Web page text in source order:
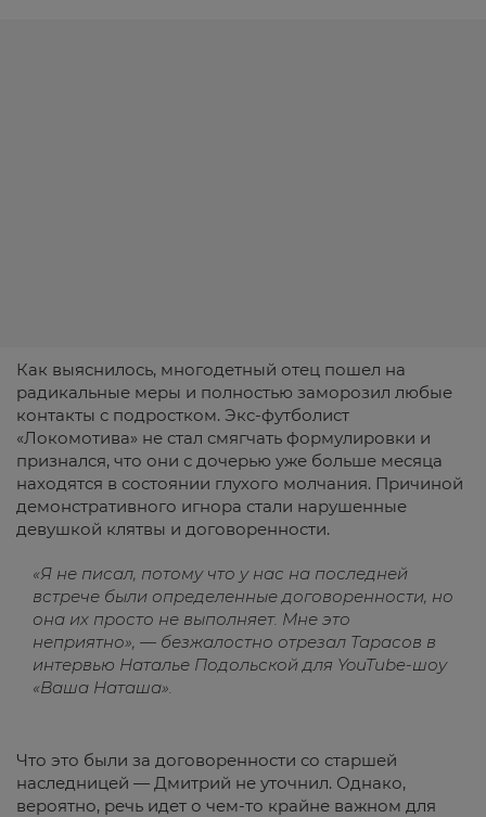
Как выяснилось, многодетный отец пошел на
радикальные меры и полностью заморозил любые
контакты с подростком. Экс-футболист
«Локомотива» не стал смягчать формулировки и
признался, что они с дочерью уже больше месяца
находятся в состоянии глухого молчания. Причиной
демонстративного игнора стали нарушенные
девушкой клятвы и договоренности.
«Я не писал, потому что у нас на последней
встрече были определенные договоренности, но
она их просто не выполняет. Мне это
неприятно», — безжалостно отрезал Тарасов в
интервью Наталье Подольской для YouTube-шоу
«Ваша Наташа».
Что это были за договоренности со старшей
наследницей — Дмитрий не уточнил. Однако,
вероятно, речь идет о чем-то крайне важном для